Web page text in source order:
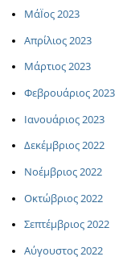
ΜάΪος 2023
Απρίλιος 2023
Μάρτιος 2023
Φεβρουάριος 2023
Ιανουάριος 2023
Δεκέμβριος 2022
Νοέμβριος 2022
Οκτώβριος 2022
Σεπτέμβριος 2022
Αύγουστος 2022